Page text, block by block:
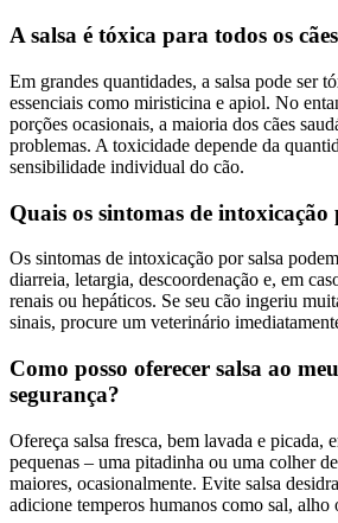
A salsa é tóxica para todos os
Em grandes quantidades, a salsa pode ser
essenciais como miristicina e apiol. No
porções ocasionais, a maioria dos cães
problemas. A toxicidade depende da
sensibilidade individual do cão.
Quais os sintomas de intoxicação
Os sintomas de intoxicação por salsa
diarreia, letargia, descoordenação e, em
renais ou hepáticos. Se seu cão ingeriu
sinais, procure um veterinário
Como posso oferecer salsa ao
segurança?
Ofereça salsa fresca, bem lavada e picada,
pequenas – uma pitadinha ou uma colher
maiores, ocasionalmente. Evite salsa
adicione temperos humanos como sal, alho